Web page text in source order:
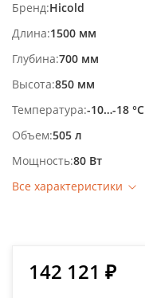
Бренд Hicold
Длина 1500 мм
Глубина 700 мм
Высота 850 мм
Температура -10…-18 °С
Объем 505 л
Мощность 80 Вт
Все характеристики
142 121 ₽